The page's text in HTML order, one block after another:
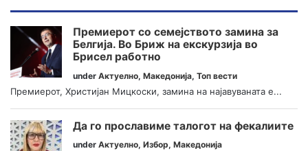
Премиерот со семејството замина за
Белгија. Во Бриж на екскурзија во
Брисел работно
under Актуелно, Македонија, Топ вести
Премиерот, Христијан Мицкоски, замина на најавуваната е...
Да го прославиме талогот на фекалиите
under Актуелно, Избор, Македонија